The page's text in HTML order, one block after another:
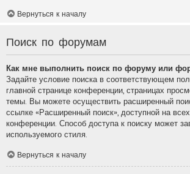
Вернуться к началу
Поиск по форумам
Как мне выполнить поиск по форуму или
Задайте условие поиска в соответствующем
главной странице конференции, страницах
темы. Вы можете осуществить расширенный
ссылке «Расширенный поиск», доступной на
конференции. Способ доступа к поиску может
используемого стиля.
Вернуться к началу